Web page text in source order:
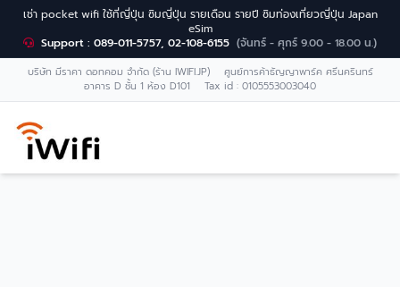
เช่า pocket wifi ใช้ที่ญี่ปุ่น ซิมญี่ปุ่น รายเดือน รายปี ซิมท่องเที่ยวญี่ปุ่น Japan
eSim
Support : 089-011-5757, 02-108-6155 (จันทร์ - ศุกร์ 9.00 - 18.00 น.)
บริษัท มีราคา ดอทคอม จำกัด (ร้าน IWIFI.JP) ศูนย์การค้าธัญญาพาร์ค ศรีนครินทร์
อาคาร D ชั้น 1 ห้อง D101 Tax id : 0105553003040